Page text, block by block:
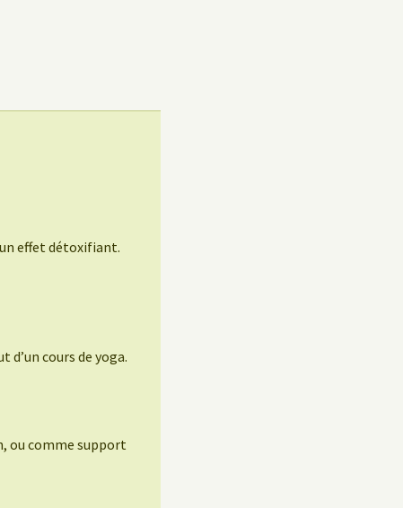
effet détoxifiant.
cours de yoga.
ou comme support